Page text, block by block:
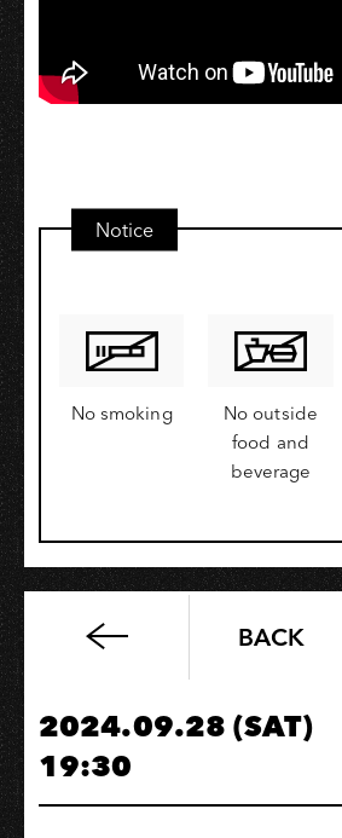
Notice
No smoking
No outside
food and
beverage
未
待
續
【
新
BACK
2024.09.28 (SAT)
19:30